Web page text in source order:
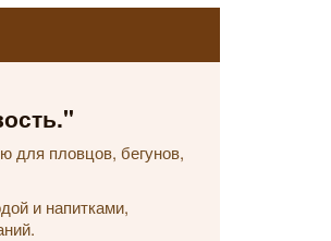
для пловцов, бегунов,
и напитками,